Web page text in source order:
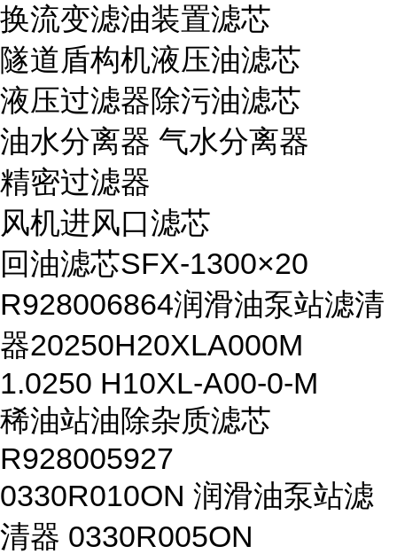
换流变滤油装置滤芯
隧道盾构机液压油滤芯
液压过滤器除污油滤芯
油水分离器 气水分离器
精密过滤器
风机进风口滤芯
回油滤芯SFX-1300×20
R928006864润滑油泵站滤清
器20250H20XLA000M
1.0250 H10XL-A00-0-M
稀油站油除杂质滤芯
R928005927
0330R010ON 润滑油泵站滤
清器 0330R005ON